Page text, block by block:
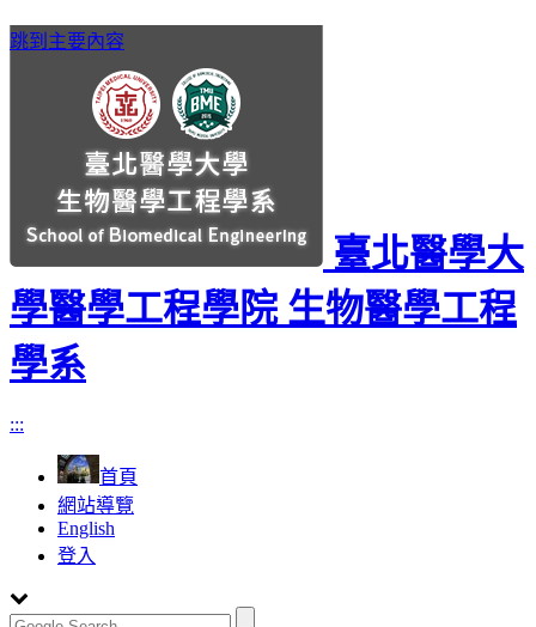
跳到主要內容
臺北醫學大
學醫學工程學院 生物醫學工程
學系
:::
首頁
網站導覽
English
登入